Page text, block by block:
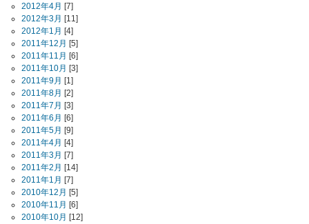
2012年4月 [7]
2012年3月 [11]
2012年1月 [4]
2011年12月 [5]
2011年11月 [6]
2011年10月 [3]
2011年9月 [1]
2011年8月 [2]
2011年7月 [3]
2011年6月 [6]
2011年5月 [9]
2011年4月 [4]
2011年3月 [7]
2011年2月 [14]
2011年1月 [7]
2010年12月 [5]
2010年11月 [6]
2010年10月 [12]